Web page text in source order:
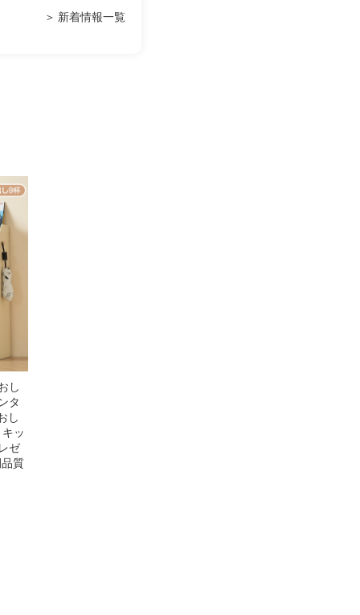
＞ 新着情報一覧
し
タ
し
ッ
ゼ
質